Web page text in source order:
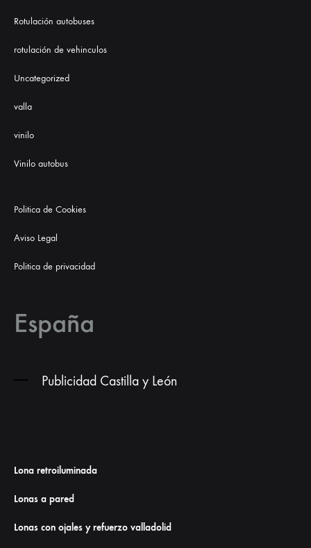
Rotulación autobuses
rotulación de vehinculos
Uncategorized
valla
vinilo
Vinilo autobus
Politica de Cookies
Aviso Legal
Politica de privacidad
España
Publicidad Castilla y León
Lona retroiluminada
Lonas a pared
Lonas con ojales y refuerzo valladolid